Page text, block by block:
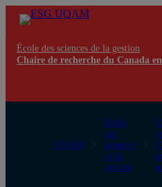
École des sciences de la gestion
Chaire de recherche du Canada
UQAM
École
des
sciences
de la
gestion